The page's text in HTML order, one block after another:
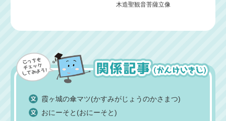
木造聖観音菩薩立像
霞ヶ城の傘マツ(かすみがじょうのかさまつ)
おにーそと(おにーそと)